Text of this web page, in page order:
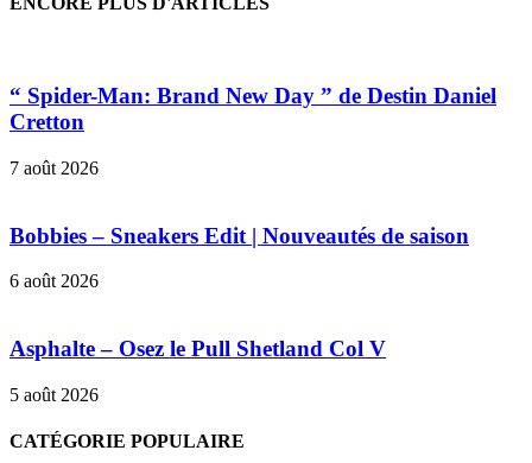
“ Spider-Man: Brand New Day ” de Destin Daniel
Cretton
7 août 2026
Bobbies – Sneakers Edit | Nouveautés de saison
6 août 2026
Asphalte – Osez le Pull Shetland Col V
5 août 2026
CATÉGORIE POPULAIRE